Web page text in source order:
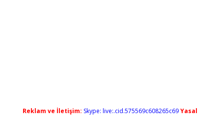
Reklam ve İletişim: Skype: live:.cid.575569c608265c69Yasal